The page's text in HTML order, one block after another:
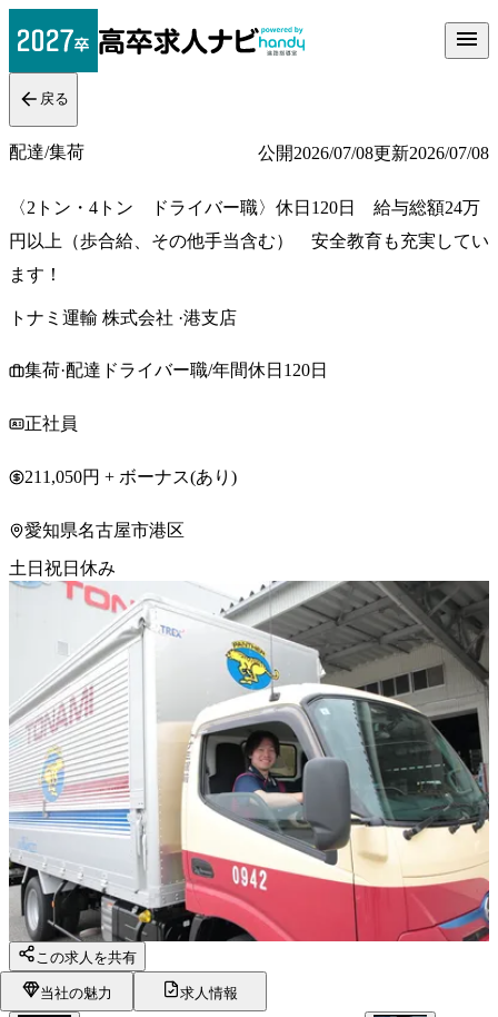
戻る
配達/集荷 公開2026/07/08更新2026/07/08
〈2トン・4トン ドライバー職〉休日120日 給与総額24万
円以上（歩合給、その他手当含む） 安全教育も充実してい
ます！
トナミ運輸 株式会社 ·港支店
集荷·配達ドライバー職/年間休日120日
正社員
211,050円 + ボーナス(あり)
愛知県名古屋市港区
土日祝日休み
この求人を共有
当社の魅力 求人情報